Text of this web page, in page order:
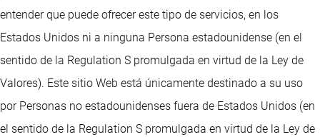
entender que puede ofrecer este tipo de servicios, en los
Estados Unidos ni a ninguna Persona estadounidense (en el
sentido de la Regulation S promulgada en virtud de la Ley de
Valores). Este sitio Web está únicamente destinado a su uso
por Personas no estadounidenses fuera de Estados Unidos (en
el sentido de la Regulation S promulgada en virtud de la Ley de